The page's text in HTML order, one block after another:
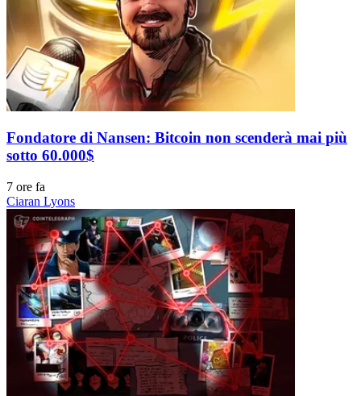
Fondatore di Nansen: Bitcoin non scenderà mai più
sotto 60.000$
7 ore fa
Ciaran Lyons